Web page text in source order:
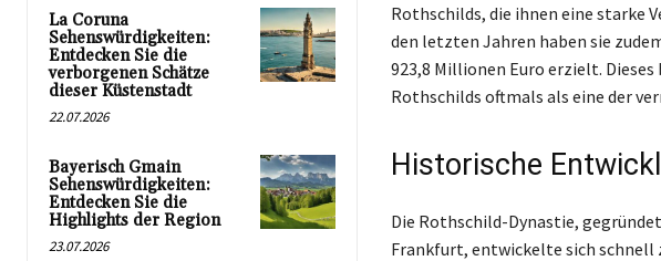
La Coruna
Sehenswürdigkeiten:
Entdecken Sie die
verborgenen Schätze
dieser Küstenstadt
22.07.2026
Bayerisch Gmain
Sehenswürdigkeiten:
Entdecken Sie die
Highlights der Region
23.07.2026
Rothschilds, die ihnen eine starke
den letzten Jahren haben sie
923,8 Millionen Euro erzielt.
Rothschilds oftmals als eine der
Historische
Die Rothschild-Dynastie,
Frankfurt, entwickelte sich schnell